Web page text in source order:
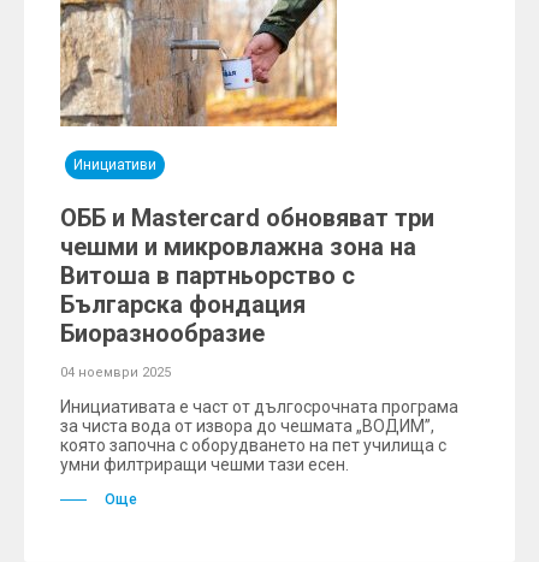
Инициативи
ОББ и Mastercard обновяват три
чешми и микровлажна зона на
Витоша в партньорство с
Българска фондация
Биоразнообразие
04 ноември 2025
Инициативата е част от дългосрочната програма
за чиста вода от извора до чешмата „ВОДИМ”,
която започна с оборудването на пет училища с
умни филтриращи чешми тази есен.
Още